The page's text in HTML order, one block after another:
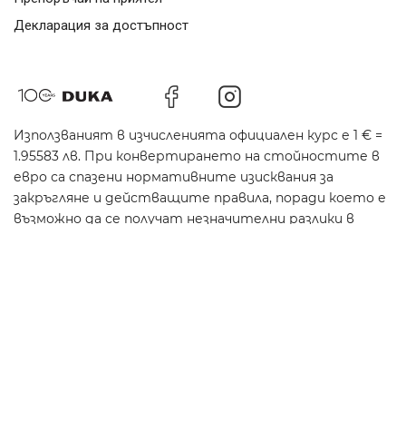
Декларация за достъпност
Използваният в изчисленията официален курс е 1 € =
1.95583 лв. При конвертирането на стойностите в
евро са спазени нормативните изисквания за
закръгляне и действащите правила, поради което е
възможно да се получат незначителни разлики в